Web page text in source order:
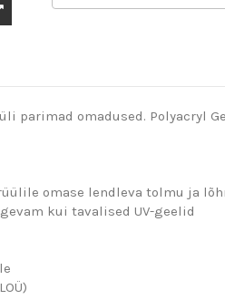
parimad omadused. Polyacryl
omase lendleva tolmu ja
kui tavalised UV-geelid